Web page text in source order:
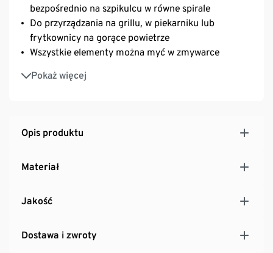
bezpośrednio na szpikulcu w równe spirale
Do przyrządzania na grillu, w piekarniku lub
frytkownicy na gorące powietrze
Wszystkie elementy można myć w zmywarce
Pokaż więcej
Kompaktowa, zajmuje niewiele miejsca
Opis produktu
Materiał
Jakość
Dostawa i zwroty